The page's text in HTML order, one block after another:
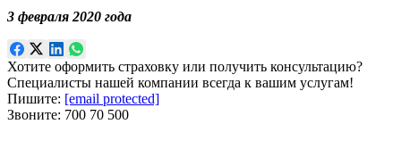
3 февраля 2020 года
Хотите оформить страховку или получить консультацию?
Специалисты нашей компании всегда к вашим услугам!
Пишите: [email protected]
Звоните: 700 70 500